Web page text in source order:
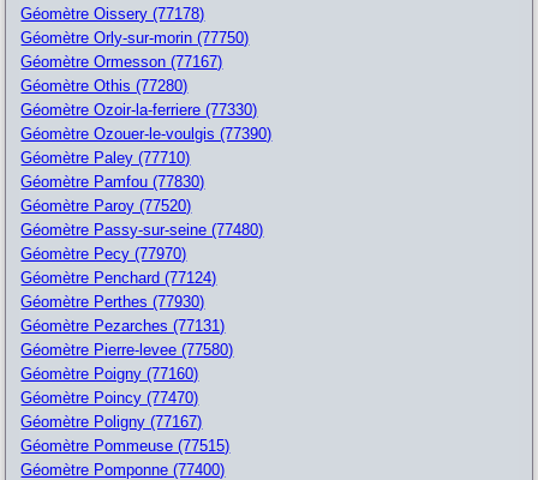
Géomètre Oissery (77178)
Géomètre Orly-sur-morin (77750)
Géomètre Ormesson (77167)
Géomètre Othis (77280)
Géomètre Ozoir-la-ferriere (77330)
Géomètre Ozouer-le-voulgis (77390)
Géomètre Paley (77710)
Géomètre Pamfou (77830)
Géomètre Paroy (77520)
Géomètre Passy-sur-seine (77480)
Géomètre Pecy (77970)
Géomètre Penchard (77124)
Géomètre Perthes (77930)
Géomètre Pezarches (77131)
Géomètre Pierre-levee (77580)
Géomètre Poigny (77160)
Géomètre Poincy (77470)
Géomètre Poligny (77167)
Géomètre Pommeuse (77515)
Géomètre Pomponne (77400)